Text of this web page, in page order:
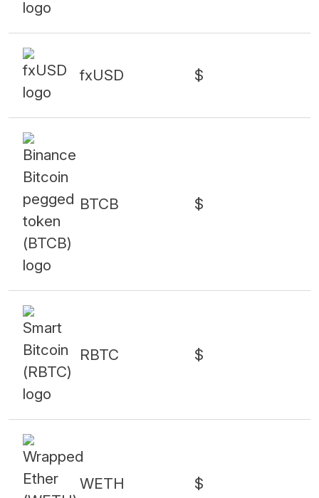
fxUSD $
BTCB $
RBTC $
WETH $